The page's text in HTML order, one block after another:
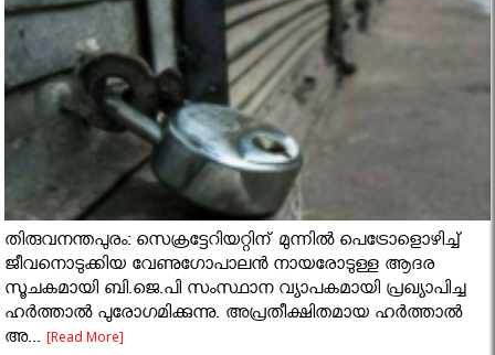
തിരുവനന്തപുരം: സെക്രട്ടേറിയറ്റിന് മുന്നില്‍ പെട്രോളൊഴിച്ച്
ജീവനൊടുക്കിയ വേണുഗോപാലന്‍ നായരോടുള്ള ആദര
സൂചകമായി ബി.ജെ.പി സംസ്ഥാന വ്യാപകമായി പ്രഖ്യാപിച്ച
ഹര്‍ത്താല്‍ പുരോഗമിക്കുന്നു. അപ്രതീക്ഷിതമായ ഹര്‍ത്താല്‍
അ...[Read More]